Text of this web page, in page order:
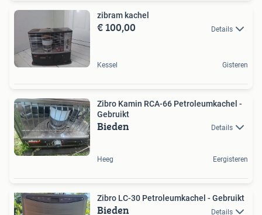
zibram kachel
€ 100,00 Details
Kessel Gisteren
Zibro Kamin RCA-66 Petroleumkachel -
Gebruikt
Bieden Details
Heeg Eergisteren
Zibro LC-30 Petroleumkachel - Gebruikt
Bieden Details